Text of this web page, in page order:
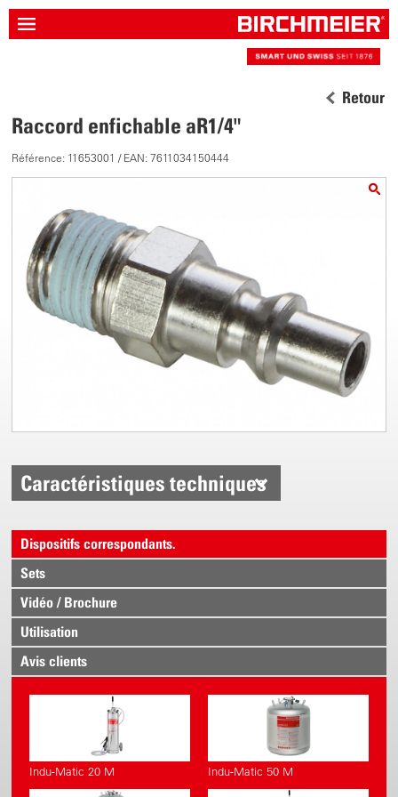
Retour
Raccord enfichable aR1/4"
Référence: 11653001 / EAN: 7611034150444
Caractéristiques techniques
Dispositifs correspondants.
Sets
Vidéo / Brochure
Utilisation
Avis clients
Indu-Matic 20 M Indu-Matic 50 M